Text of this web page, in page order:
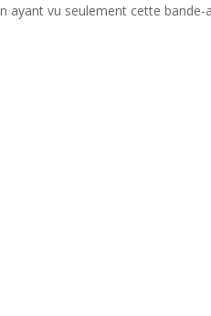
ayant vu seulement cette bande-